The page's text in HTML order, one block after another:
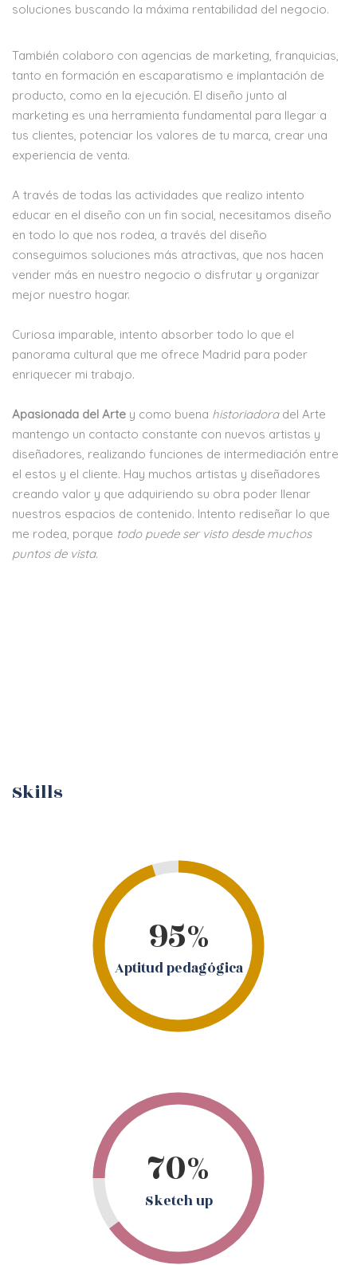
soluciones buscando la máxima rentabilidad del negocio.
También colaboro con agencias de marketing, franquicias,
tanto en formación en escaparatismo e implantación de
producto, como en la ejecución. El diseño junto al
marketing es una herramienta fundamental para llegar a
tus clientes, potenciar los valores de tu marca, crear una
experiencia de venta.
A través de todas las actividades que realizo intento
educar en el diseño con un fin social, necesitamos diseño
en todo lo que nos rodea, a través del diseño
conseguimos soluciones más atractivas, que nos hacen
vender más en nuestro negocio o disfrutar y organizar
mejor nuestro hogar.
Curiosa imparable, intento absorber todo lo que el
panorama cultural que me ofrece Madrid para poder
enriquecer mi trabajo.
Apasionada del Arte y como buena historiadoradel Arte
mantengo un contacto constante con nuevos artistas y
diseñadores, realizando funciones de intermediación entre
el estos y el cliente. Hay muchos artistas y diseñadores
creando valor y que adquiriendo su obra poder llenar
nuestros espacios de contenido. Intento rediseñar lo que
me rodea, porque todo puede ser visto desde muchos
puntos de vista.
Skills
95%
Aptitud pedagógica
70%
Sketch up